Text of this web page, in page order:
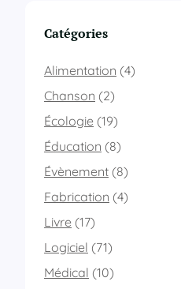
Catégories
Alimentation (4)
Chanson (2)
Écologie (19)
Éducation (8)
Évènement (8)
Fabrication (4)
Livre (17)
Logiciel (71)
Médical (10)